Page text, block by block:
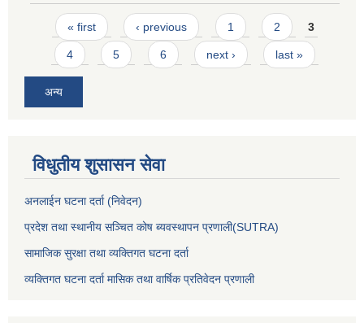
Pages
« first ‹ previous 1 2 3
4 5 6 next › last »
अन्य
विधुतीय शुसासन सेवा
अनलाईन घटना दर्ता (निवेदन)
प्रदेश तथा स्थानीय सञ्चित कोष ब्यवस्थापन प्रणाली(SUTRA)
सामाजिक सुरक्षा तथा व्यक्तिगत घटना दर्ता
व्यक्तिगत घटना दर्ता मासिक तथा वार्षिक प्रतिवेदन प्रणाली